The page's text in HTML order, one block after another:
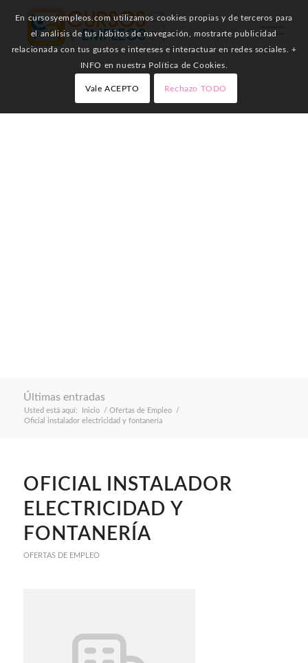
Últimas entradas
Usted está aquí: Inicio / Ofertas de Empleo
/
Oficial instalador electricidad y fontanería
OFICIAL INSTALADOR
ELECTRICIDAD Y
FONTANERÍA
OFERTAS DE EMPLEO
En cursosyempleos.com utilizamos cookies propias y de terceros para
el análisis de tus hábitos de navegación, mostrarte publicidad
relacionada con tus gustos e intereses e interactuar en redes sociales. +
INFO en nuestra Política de Cookies.
Vale ACEPTO Rechazo TODO